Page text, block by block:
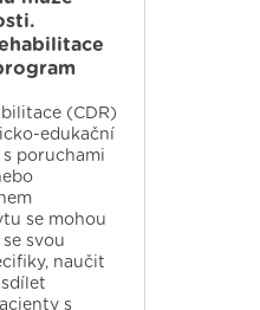
(CDR)
edukační
poruchami
se mohou
svou
naučit
s